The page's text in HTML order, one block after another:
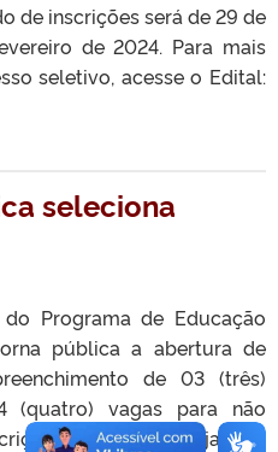
de inscrições será de 29 de
de 2024. Para mais
seletivo, acesse o Edital:
seleciona
Programa de Educação
pública a abertura de
de 03 (três)
(quatro) vagas para não
será de 22 de janeiro